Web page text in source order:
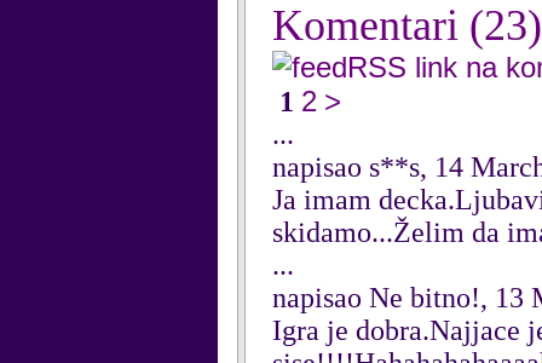
Komentari (23)
RSS link na
1 2 >
...
napisao s**s, 14
Ja imam
skidamo...Želim da
...
napisao Ne bitno!, 13
Igra je dobra.Najjace